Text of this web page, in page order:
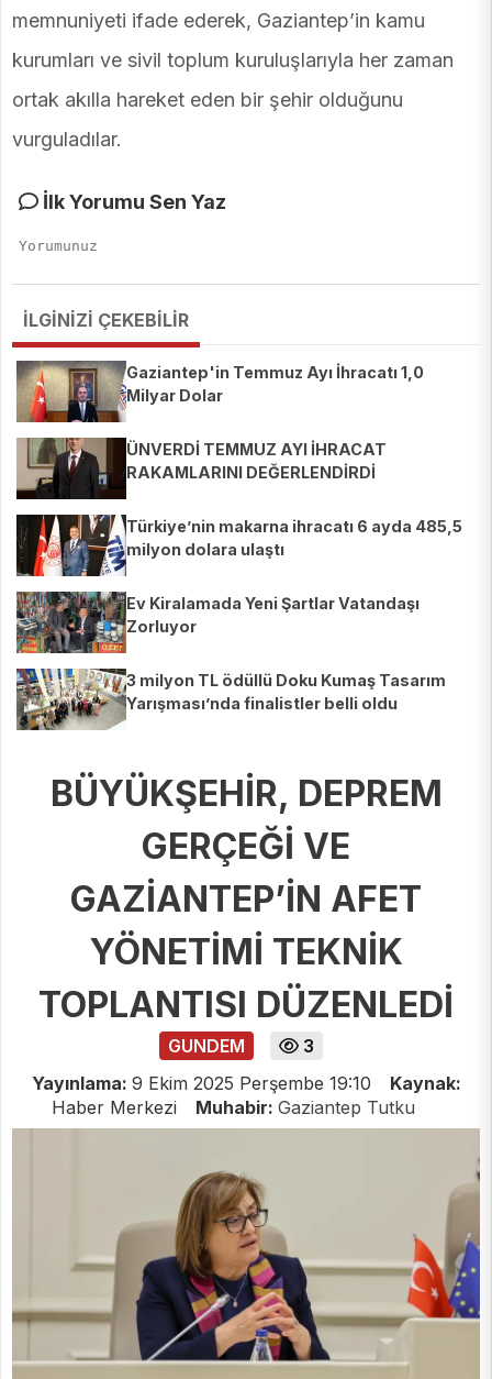
memnuniyeti ifade ederek, Gaziantep’in kamu
kurumları ve sivil toplum kuruluşlarıyla her zaman
ortak akılla hareket eden bir şehir olduğunu
vurguladılar.
İlk Yorumu Sen Yaz
İLGİNİZİ ÇEKEBİLİR
Gaziantep'in Temmuz Ayı İhracatı 1,0
Milyar Dolar
ÜNVERDİ TEMMUZ AYI İHRACAT
RAKAMLARINI DEĞERLENDİRDİ
Türkiye’nin makarna ihracatı 6 ayda 485,5
milyon dolara ulaştı
Ev Kiralamada Yeni Şartlar Vatandaşı
Zorluyor
3 milyon TL ödüllü Doku Kumaş Tasarım
Yarışması’nda finalistler belli oldu
BÜYÜKŞEHİR, DEPREM
GERÇEĞİ VE
GAZİANTEP’İN AFET
YÖNETİMİ TEKNİK
TOPLANTISI DÜZENLEDİ
GUNDEM
3
Yayınlama: 9 Ekim 2025 Perşembe 19:10
Kaynak:
Haber Merkezi
Muhabir: Gaziantep Tutku